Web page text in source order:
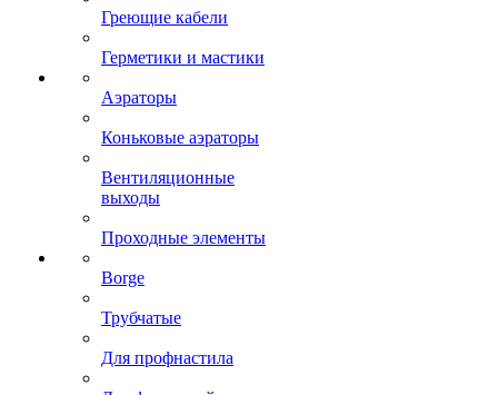
Греющие кабели
Герметики и мастики
Аэраторы
Коньковые аэраторы
Вентиляционные
выходы
Проходные элементы
Borge
Трубчатые
Для профнастила